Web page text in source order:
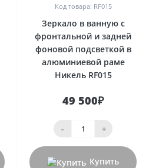
Код товара: RF015
Зеркало в ванную с
фронтальной и задней
фоновой подсветкой в
алюминиевой раме
Никель RF015
49 500₽
- +
Купить